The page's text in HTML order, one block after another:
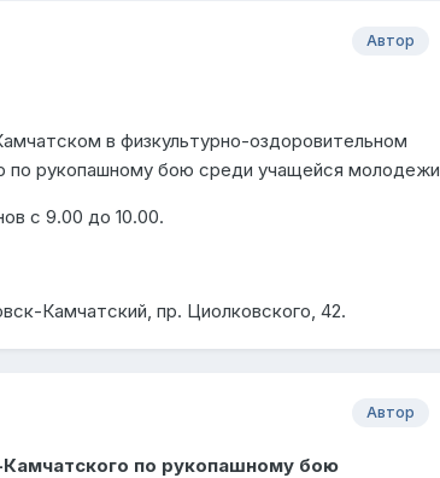
Автор
в физкультурно-оздоровительном
по рукопашному бою среди учащейся
с 9.00 до 10.00.
Камчатский, пр. Циолковского, 42.
Автор
по рукопашному бою